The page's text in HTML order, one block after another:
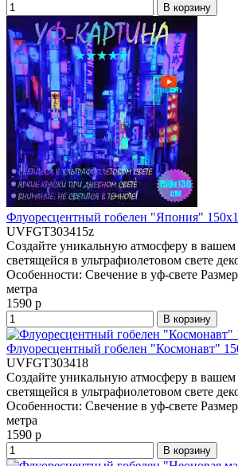
В корзину
Флуоресцентный гобелен "Япония"
UVFGT303415z
Создайте уникальную атмосферу в
светящейся в ультрафиолетовом свете
Особенности: Свечение в уф-свете
метра
1590 р
В корзину
Флуоресцентный гобелен "Космонавт"
UVFGT303418
Создайте уникальную атмосферу в
светящейся в ультрафиолетовом свете
Особенности: Свечение в уф-свете
метра
1590 р
В корзину